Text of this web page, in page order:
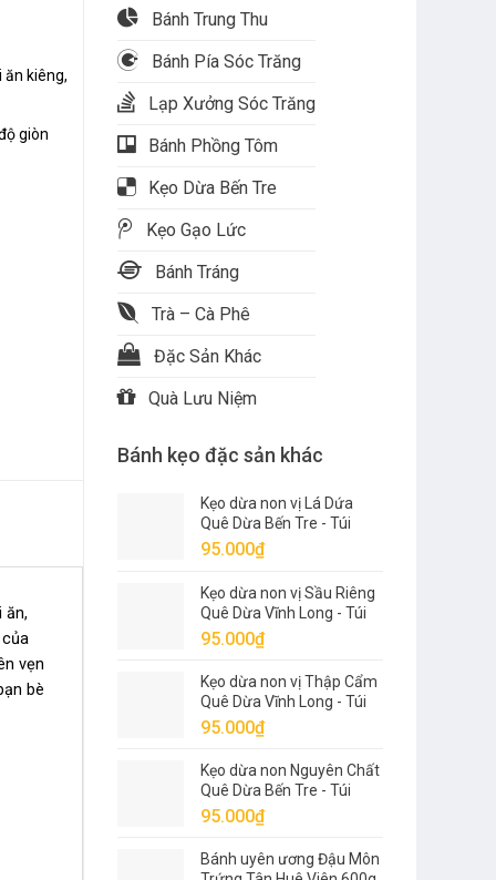
Bánh Trung Thu
Bánh Pía Sóc Trăng
Lạp Xưởng Sóc Trăng
Bánh Phồng Tôm
Kẹo Dừa Bến Tre
Kẹo Gạo Lức
Bánh Tráng
Trà – Cà Phê
Đặc Sản Khác
Quà Lưu Niệm
Bánh kẹo đặc sản khác
Kẹo dừa non vị Lá Dứa
Quê Dừa Bến Tre - Túi
500g
95.000₫
Kẹo dừa non vị Sầu Riêng
Quê Dừa Vĩnh Long - Túi
500g
95.000₫
Kẹo dừa non vị Thập Cẩm
Quê Dừa Vĩnh Long - Túi
500g
95.000₫
Kẹo dừa non Nguyên Chất
Quê Dừa Bến Tre - Túi
500g
95.000₫
Bánh uyên ương Đậu Môn
ăn kiêng,
giòn
lượng
ăn,
của
vẹn
bè